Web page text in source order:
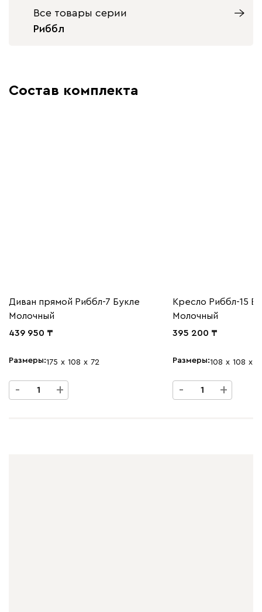
Все товары серии
Риббл
Состав комплекта
Диван прямой Риббл-7 Букле
Молочный
439 950
Размеры 175 108 72
- +
Кресло Риббл-15
Молочный
395 200
Размеры 108 108
- +